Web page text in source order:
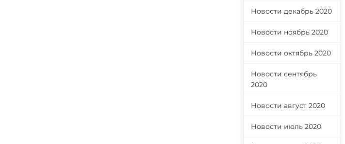
Новости декабрь 2020
Новости ноябрь 2020
Новости октябрь 2020
Новости сентябрь
2020
Новости август 2020
Новости июль 2020